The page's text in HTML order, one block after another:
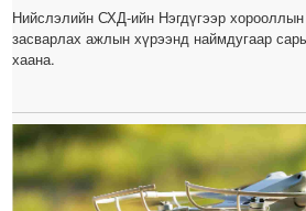
Нийслэлийн СХД-ийн Нэгдүгээр
засварлах ажлын хүрээнд наймдугаар
хаана.